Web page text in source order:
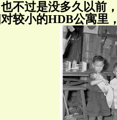
不过是没多久以前
较小的HDB公寓里